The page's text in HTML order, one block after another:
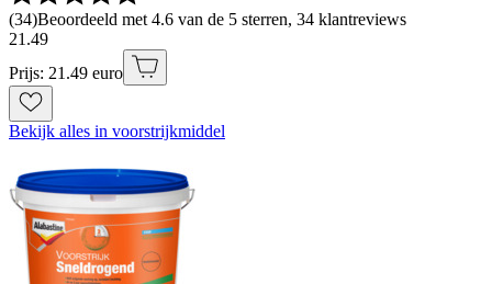
(34)Beoordeeld met 4.6 van de 5 sterren, 34 klantreviews
21 .49
Prijs: 21.49 euro
Bekijk alles in voorstrijkmiddel